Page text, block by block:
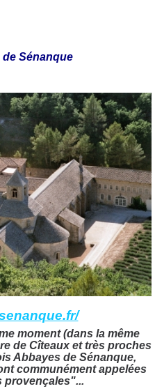
Sénanque
moment (dans la même
de Cîteaux et très proches
Abbayes de Sénanque,
communément appelées
provençales"...